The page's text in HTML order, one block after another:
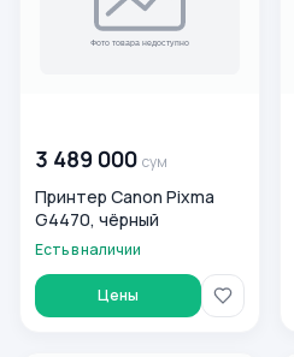
3 489 000 сум
Принтер Canon Pixma
G4470, чёрный
Есть в наличии
Цены